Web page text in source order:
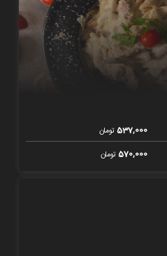
537,000تومان
570,000تومان